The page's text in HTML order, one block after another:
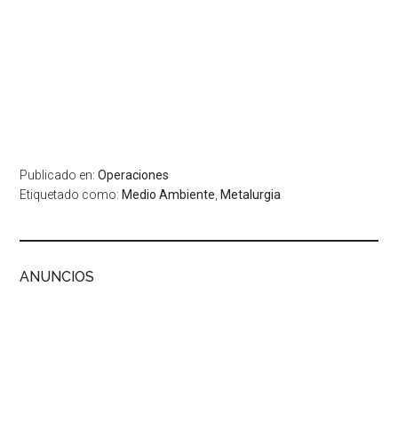
Publicado en:Operaciones
Etiquetado como: Medio Ambiente Metalurgia
ANUNCIOS